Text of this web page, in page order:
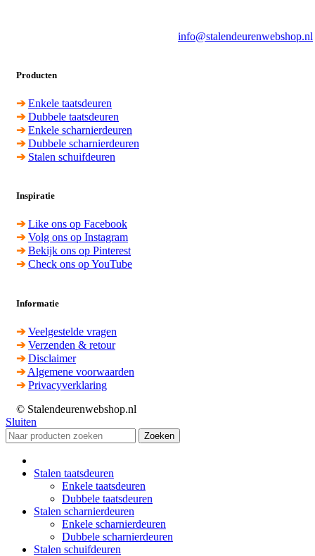
info@stalendeurenwebshop.nl
Producten
➔ Enkele taatsdeuren
➔ Dubbele taatsdeuren
➔ Enkele scharnierdeuren
➔ Dubbele scharnierdeuren
➔ Stalen schuifdeuren
Inspiratie
➔ Like ons op Facebook
➔ Volg ons op Instagram
➔ Bekijk ons op Pinterest
➔ Check ons op YouTube
Informatie
➔Veelgestelde vragen
➔ Verzenden & retour
➔ Disclaimer
➔ Algemene voorwaarden
➔ Privacyverklaring
© Stalendeurenwebshop.nl
Sluiten
Zoeken
Stalen taatsdeuren
Enkele taatsdeuren
Dubbele taatsdeuren
Stalen scharnierdeuren
Enkele scharnierdeuren
Dubbele scharnierdeuren
Stalen schuifdeuren